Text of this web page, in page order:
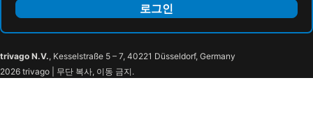
비호텔리즈보아
Hotel Florida
HF Fenix Garden
PortoBay Marquês
HF 페니스 뮤직
호텔 엑스포 아스토리아
로그인
trivago N.V., Kesselstraße 5 – 7, 40221 Düsseldorf, Germany
2026 trivago | 무단 복사, 이동 금지.